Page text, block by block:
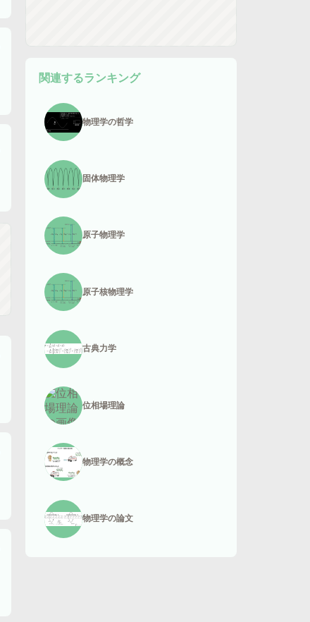
関連するランキング
物理学の哲学
固体物理学
原子物理学
原子核物理学
古典力学
位相場理論
物理学の概念
物理学の論文